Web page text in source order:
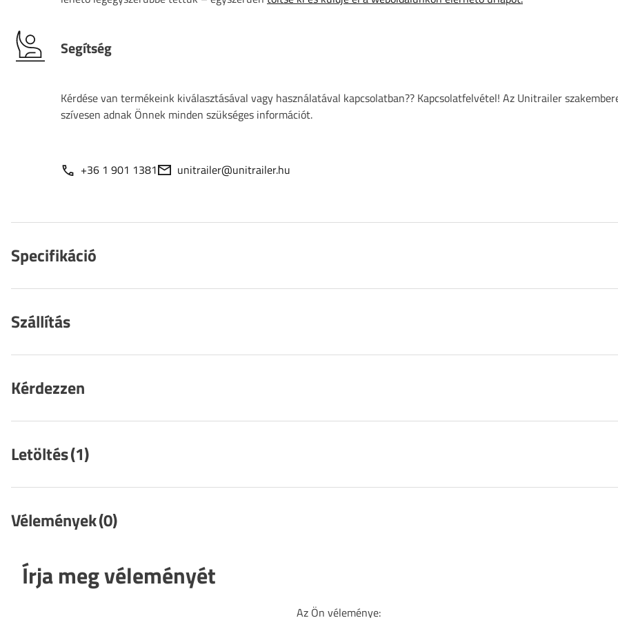
Segítség
Kérdése van termékeink kiválasztásával vagy használatával kapcsolatban?? Kapcsolatfelvétel! Az Unitrailer
szívesen adnak Önnek minden szükséges információt.
+36 1 901 1381 unitrailer@unitrailer.hu
Specifikáció
Szállítás
Kérdezzen
Letöltés(1)
Vélemények(0)
Írja meg véleményét
Az Ön véleménye: